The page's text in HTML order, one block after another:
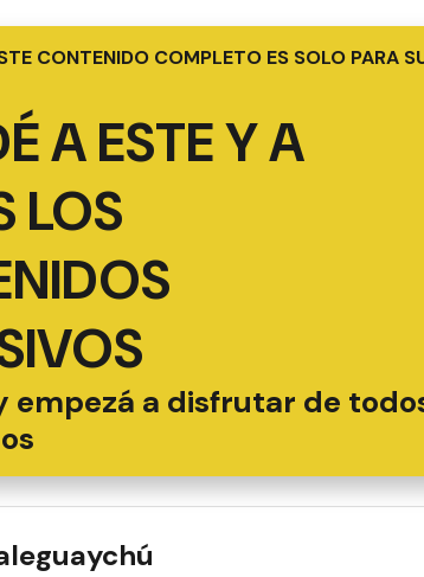
CONTENIDO COMPLETO ES SOLO PARA
A ESTE Y A
LOS
empezá a disfrutar de